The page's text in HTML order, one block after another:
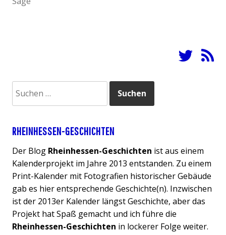
I
d
i
e
F
o
r
s
:
nach:
RHEINHESSEN-GESCHICHTEN
Der Blog Rheinhessen-Geschichten ist aus einem
Kalenderprojekt im Jahre 2013 entstanden. Zu einem
Print-Kalender mit Fotografien historischer Gebäude
gab es hier entsprechende Geschichte(n). Inzwischen
ist der 2013er Kalender längst Geschichte, aber das
Projekt hat Spaß gemacht und ich führe die
Rheinhessen-Geschichten in lockerer Folge weiter.